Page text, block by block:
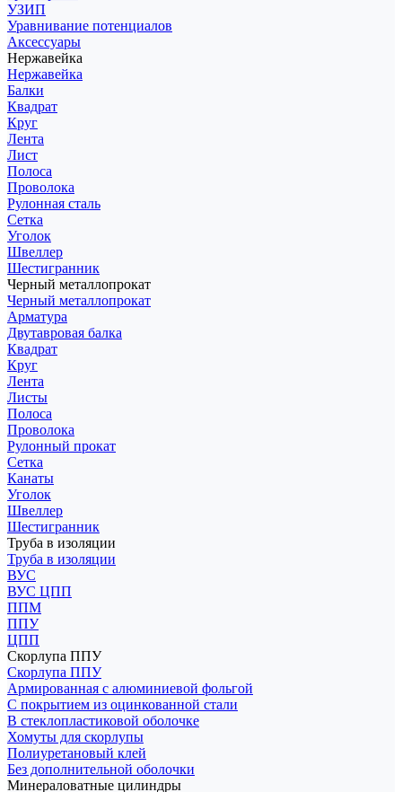
УЗИП
Уравнивание потенциалов
Аксессуары
Нержавейка
Нержавейка
Балки
Квадрат
Круг
Лента
Лист
Полоса
Проволока
Рулонная сталь
Сетка
Уголок
Швеллер
Шестигранник
Черный металлопрокат
Черный металлопрокат
Арматура
Двутавровая балка
Квадрат
Круг
Лента
Листы
Полоса
Проволока
Рулонный прокат
Сетка
Канаты
Уголок
Швеллер
Шестигранник
Труба в изоляции
Труба в изоляции
ВУС
ВУС ЦПП
ППМ
ППУ
ЦПП
Скорлупа ППУ
Скорлупа ППУ
Армированная с алюминиевой фольгой
С покрытием из оцинкованной стали
В стеклопластиковой оболочке
Хомуты для скорлупы
Полиуретановый клей
Без дополнительной оболочки
Минераловатные цилиндры